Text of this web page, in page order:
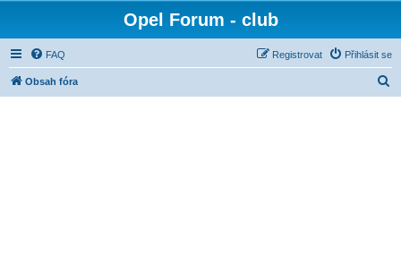
Opel Forum - club
FAQ Přihlásit se
Registrovat
Obsah fóra